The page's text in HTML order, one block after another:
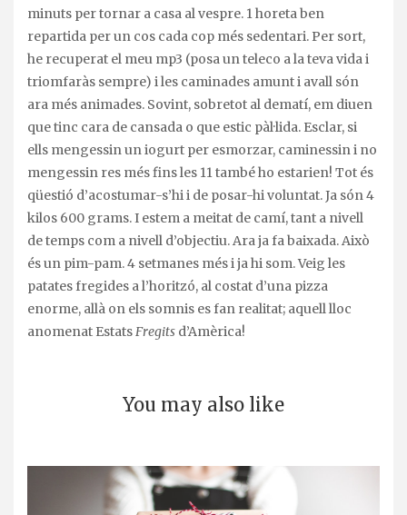
minuts per tornar a casa al vespre. 1 horeta ben
repartida per un cos cada cop més sedentari. Per sort,
he recuperat el meu mp3 (posa un teleco a la teva vida i
triomfaràs sempre) i les caminades amunt i avall són
ara més animades. Sovint, sobretot al dematí, em diuen
que tinc cara de cansada o que estic pàl·lida. Esclar, si
ells mengessin un iogurt per esmorzar, caminessin i no
mengessin res més fins les 11 també ho estarien! Tot és
qüestió d’acostumar-s’hi i de posar-hi voluntat. Ja són 4
kilos 600 grams. I estem a meitat de camí, tant a nivell
de temps com a nivell d’objectiu. Ara ja fa baixada. Això
és un pim-pam. 4 setmanes més i ja hi som. Veig les
patates fregides a l’horitzó, al costat d’una pizza
enorme, allà on els somnis es fan realitat; aquell lloc
anomenat EstatsFregits d’Amèrica!
You may also like